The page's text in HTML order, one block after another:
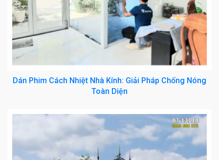
Dán Phim Cách Nhiệt Nhà Kính: Giải Pháp Chống Nóng
Toàn Diện